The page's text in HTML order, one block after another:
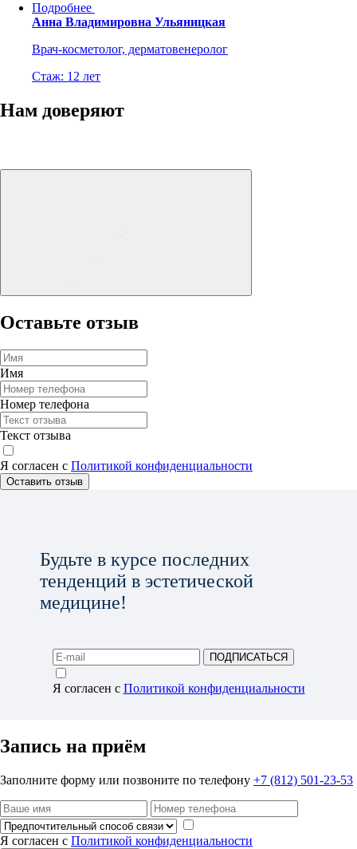
Подробнее
Анна Владимировна Ульяницкая
Врач-косметолог, дерматовенеролог
Стаж: 12 лет
Нам доверяют
Оставьте отзыв
Имя
Номер телефона
Текст отзыва
Я согласен с Политикой конфиденциальности
Оставить отзыв
Будьте в курсе последних
тенденций в эстетической
медицине!
ПОДПИСАТЬСЯ
Я согласен с Политикой конфиденциальности
Запись на приём
Заполните форму или позвоните по телефону +7 (812) 501-23-53
Я согласен с Политикой конфиденциальности